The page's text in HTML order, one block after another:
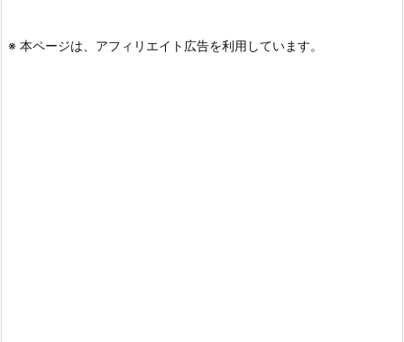
※ 本ページは、アフィリエイト広告を利用しています。